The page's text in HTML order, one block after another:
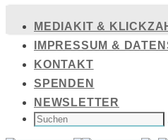
Inhalt
springen
MEDIAKIT &
IMPRESSUM &
KONTAKT
SPENDEN
NEWSLETTER
SUCHEN
NACH: